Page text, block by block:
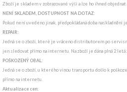
Zboží je skladem v zobrazované výši a lze ho ihned
NENÍ SKLADEM, DOSTUPNOST NA DOTAZ:
Pokud není uvedeno jinak, předpokládaná doba
REPAIR:
Jedná se o zboží, které je vráceno distributorem po
jen sledovat přímo na internetu. Na zboží je dána plná 2 letá
POŠKOZENÝ OBAL:
Jedná se o zboží, u kterého vinou transportu došlo k
přímo na internetu.
Aktualizace cen: